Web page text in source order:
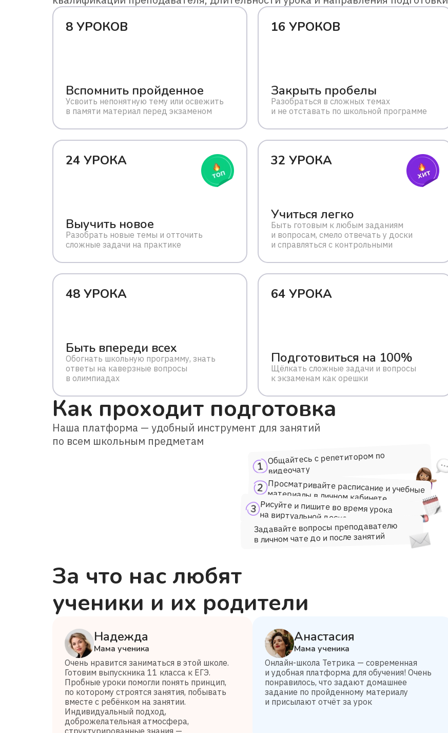
8 УРОКОВ
Вспомнить пройденное
Усвоить непонятную тему или освежить
в памяти материал перед экзаменом
16 УРОКОВ
Закрыть пробелы
Разобраться в сложных темах
и не отставать по школьной программе
24 УРОКА
Выучить новое
Разобрать новые темы и отточить
сложные задачи на практике
32 УРОКА
Учиться легко
Быть готовым к любым заданиям
и вопросам, смело отвечать у доски
и справляться с контрольными
48 УРОКА
Быть впереди всех
Обогнать школьную программу, знать
ответы на каверзные вопросы
в олимпиадах
64 УРОКА
Подготовиться на 100%
Щёлкать сложные задачи и вопросы
к экзаменам как орешки
Как проходит подготовка
Наша платформа — удобный инструмент для занятий
по всем школьным предметам
Общайтесь с репетитором по
видеочату
Просматривайте расписание и учебные
материалы в личном кабинете
Рисуйте и пишите во время урока
на виртуальной доске
Задавайте вопросы преподавателю
в личном чате до и после занятий
За что нас любят
ученики и их родители
Надежда
Мама ученика
Очень нравится заниматься в этой школе.
Готовим выпускника 11 класса к ЕГЭ.
Пробные уроки помогли понять принцип,
по которому строятся занятия, побывать
вместе с ребёнком на занятии.
Индивидуальный подход,
доброжелательная атмосфера,
структурированные знания —
Анастасия
Мама ученика
Онлайн-школа Тетрика — современная
и удобная платформа для обучения! Очень
понравилось, что задают домашнее
задание по пройденному материалу
и присылают отчёт за урок